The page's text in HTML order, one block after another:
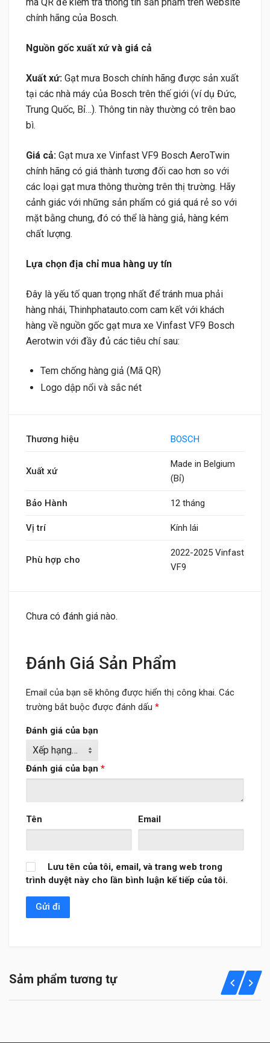
chính hãng của Bosch.
Nguồn gốc xuất xứ và giá cả
Xuất xứ: Gạt mưa Bosch chính hãng được sản xuất
tại các nhà máy của Bosch trên thế giới (ví dụ Đức,
Trung Quốc, Bỉ…). Thông tin này thường có trên bao
bì.
Giá cả: Gạt mưa xe Vinfast VF9 Bosch AeroTwin
chính hãng có giá thành tương đối cao hơn so với
các loại gạt mưa thông thường trên thị trường. Hãy
cảnh giác với những sản phẩm có giá quá rẻ so với
mặt bằng chung, đó có thể là hàng giả, hàng kém
chất lượng.
Lựa chọn địa chỉ mua hàng uy tín
Đây là yếu tố quan trọng nhất để tránh mua phải
hàng nhái, Thinhphatauto.com cam kết với khách
hàng về nguồn gốc gạt mưa xe Vinfast VF9 Bosch
Aerotwin với đầy đủ các tiêu chí sau:
Tem chống hàng giả (Mã QR)
Logo dập nổi và sắc nét
Thương hiệu BOSCH
Xuất xứ
Made in Belgium
(Bỉ)
Bảo Hành 12 tháng
Vị trí Kính lái
Phù hợp cho
2022-2025 Vinfast
VF9
Chưa có đánh giá nào.
Đánh Giá Sản Phẩm
Email của bạn sẽ không được hiển thị công khai. Các
trường bắt buộc được đánh dấu *
Đánh giá của bạn
Đánh giá của bạn *
Tên Email
Lưu tên của tôi, email, và trang web trong
trình duyệt này cho lần bình luận kế tiếp của tôi.
Sảm phẩm tương tự